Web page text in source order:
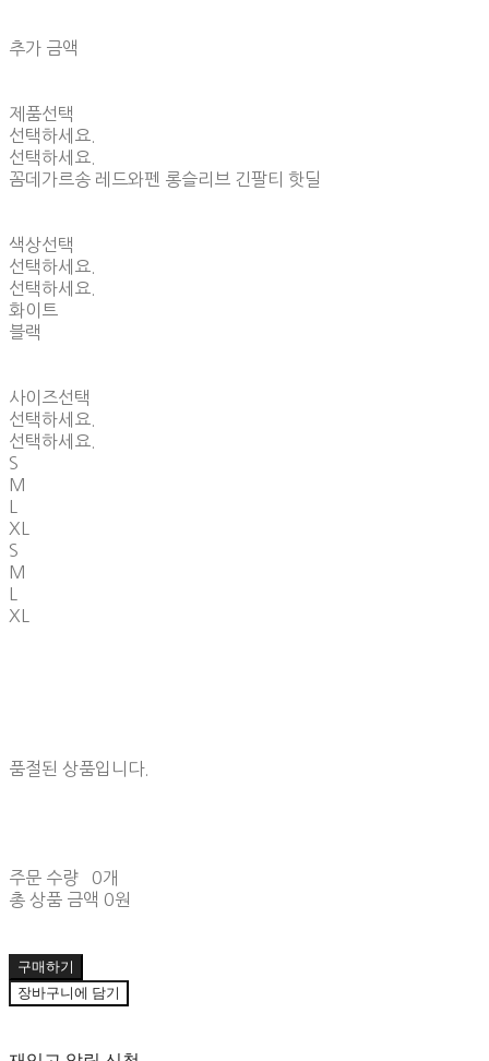
추가 금액
제품선택
선택하세요.
선택하세요.
꼼데가르송 레드와펜 롱슬리브 긴팔티 핫딜
색상선택
선택하세요.
선택하세요.
화이트
블랙
사이즈선택
선택하세요.
선택하세요.
S
M
XL
S
M
XL
품절된 상품입니다.
주문 수량
0개
총 상품 금액 0원
구매하기
장바구니에 담기